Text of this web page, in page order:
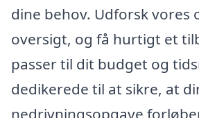
dine behov. Udforsk vores
oversigt, og få hurtigt et
passer til dit budget og
dedikerede til at sikre, at